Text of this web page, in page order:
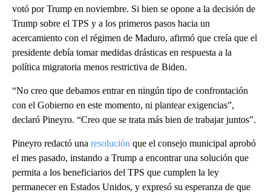
votó por Trump en noviembre. Si bien se opone a la decisión de
Trump sobre el TPS y a los primeros pasos hacia un
acercamiento con el régimen de Maduro, afirmó que creía que el
presidente debía tomar medidas drásticas en respuesta a la
política migratoria menos restrictiva de Biden.
“No creo que debamos entrar en ningún tipo de confrontación
con el Gobierno en este momento, ni plantear exigencias”,
declaró Pineyro. “Creo que se trata más bien de trabajar juntos”.
Pineyro redactó una resolución que el consejo municipal aprobó
el mes pasado, instando a Trump a encontrar una solución que
permita a los beneficiarios del TPS que cumplen la ley
permanecer en Estados Unidos, y expresó su esperanza de que